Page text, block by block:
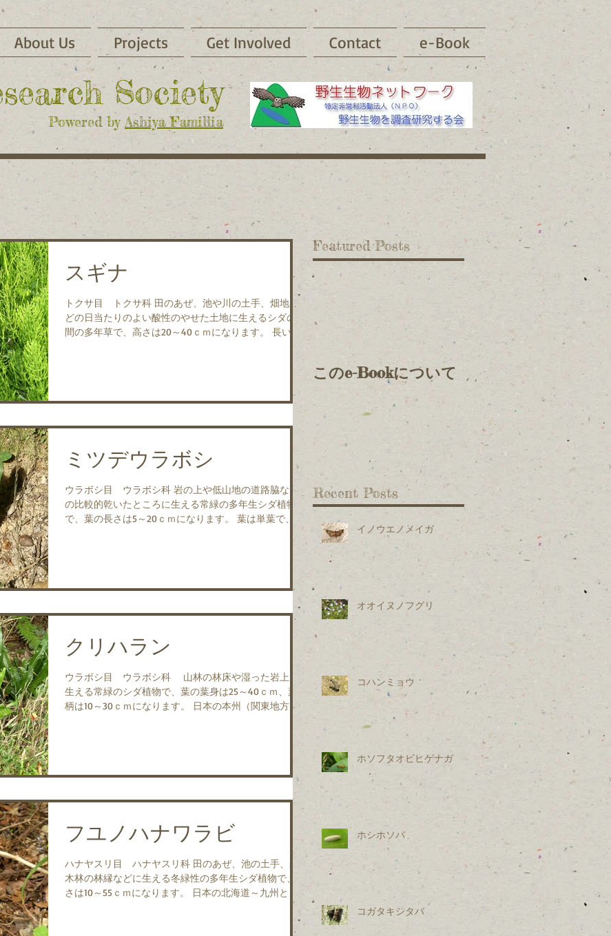
About Us Projects Get Involved Contact e-Book
Society
Powered by Ashiya Famillia
スギナ
トクサ目 トクサ科 田のあぜ、池や川の土手、畑地な
どの日当たりのよい酸性のやせた土地に生えるシダの仲
間の多年草で、高さは20～40ｃｍになります。 長い地
ミツデウラボシ
ウラボシ目 ウラボシ科 岩の上や低山地の道路脇など
の比較的乾いたところに生える常緑の多年生シダ植物
で、葉の長さは5～20ｃｍになります。 葉は単葉で、３
クリハラン
ウラボシ目 ウラボシ科 山林の林床や湿った岩上に
生える常緑のシダ植物で、葉の葉身は25～40ｃｍ、葉
柄は10～30ｃｍになります。 日本の本州（関東地方以
西）～沖縄と、中国、台湾、済州島、東南アジアに分布
フユノハナワラビ
ハナヤスリ目 ハナヤスリ科 田のあぜ、池の土手、雑
木林の林縁などに生える冬緑性の多年生シダ植物で、高
さは10～55ｃｍになります。 日本の北海道～九州と、
頃に胞子をつけない新しい栄養葉を１枚出し、翌年の初
Featured Posts
このe-Bookについて
Recent Posts
イノウエノメイガ
オオイヌノフグリ
コハンミョウ
ホソフタオビヒゲナガ
ホシホソバ
コガタキシタバ